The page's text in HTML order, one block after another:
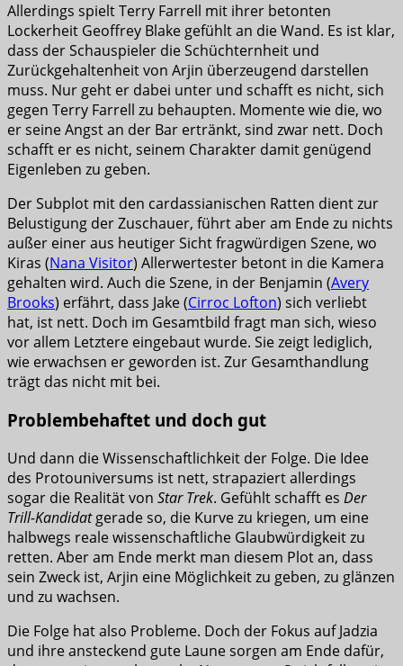
Allerdings spielt Terry Farrell mit ihrer betonten
Lockerheit Geoffrey Blake gefühlt an die Wand. Es ist klar,
dass der Schauspieler die Schüchternheit und
Zurückgehaltenheit von Arjin überzeugend darstellen
muss. Nur geht er dabei unter und schafft es nicht, sich
gegen Terry Farrell zu behaupten. Momente wie die, wo
er seine Angst an der Bar ertränkt, sind zwar nett. Doch
schafft er es nicht, seinem Charakter damit genügend
Eigenleben zu geben.
Der Subplot mit den cardassianischen Ratten dient zur
Belustigung der Zuschauer, führt aber am Ende zu nichts
außer einer aus heutiger Sicht fragwürdigen Szene, wo
Kiras (Nana Visitor) Allerwertester betont in die Kamera
gehalten wird. Auch die Szene, in der Benjamin (Avery
Brooks) erfährt, dass Jake (Cirroc Lofton) sich verliebt
hat, ist nett. Doch im Gesamtbild fragt man sich, wieso
vor allem Letztere eingebaut wurde. Sie zeigt lediglich,
wie erwachsen er geworden ist. Zur Gesamthandlung
trägt das nicht mit bei.
Problembehaftet und doch gut
Und dann die Wissenschaftlichkeit der Folge. Die Idee
des Protouniversums ist nett, strapaziert allerdings
sogar die Realität von Star Trek. Gefühlt schafft es Der
Trill-Kandidatgerade so, die Kurve zu kriegen, um eine
halbwegs reale wissenschaftliche Glaubwürdigkeit zu
retten. Aber am Ende merkt man diesem Plot an, dass
sein Zweck ist, Arjin eine Möglichkeit zu geben, zu glänzen
und zu wachsen.
Die Folge hat also Probleme. Doch der Fokus auf Jadzia
und ihre ansteckend gute Laune sorgen am Ende dafür,